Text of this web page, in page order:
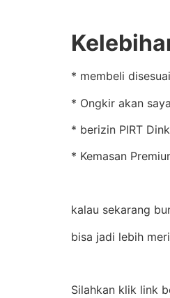
* membeli
* Ongkir akan
* berizin PIRT
* Kemasan
kalau sekarang
bisa jadi lebih
Silahkan klik link